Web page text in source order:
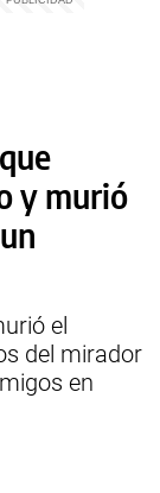
y murió
el
del mirador
en